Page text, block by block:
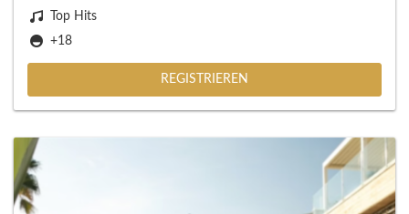
Top Hits
+18
REGISTRIEREN